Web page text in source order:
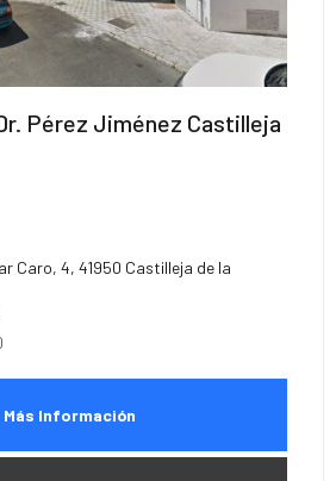
Pérez Jiménez Castilleja
Caro, 4, 41950 Castilleja de la
Más Información